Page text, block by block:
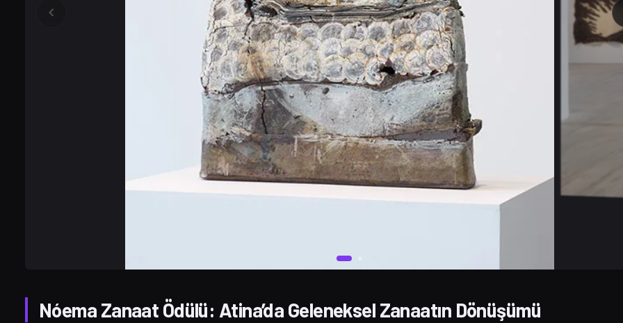
Nóema Zanaat Ödülü: Atina’da Geleneksel Zanaatın Dönüşümü